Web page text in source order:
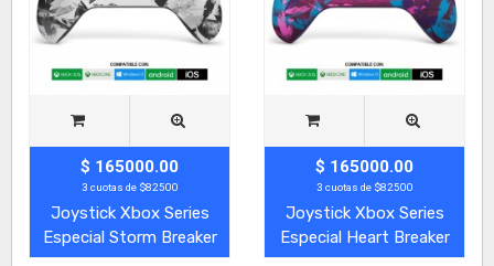
$ 165000.00
3 cuotas de $82500
Joystick Xbox Series
Especial Storm Breaker
$ 165000.00
3 cuotas de $82500
Joystick Xbox Series
Especial Heart Breaker